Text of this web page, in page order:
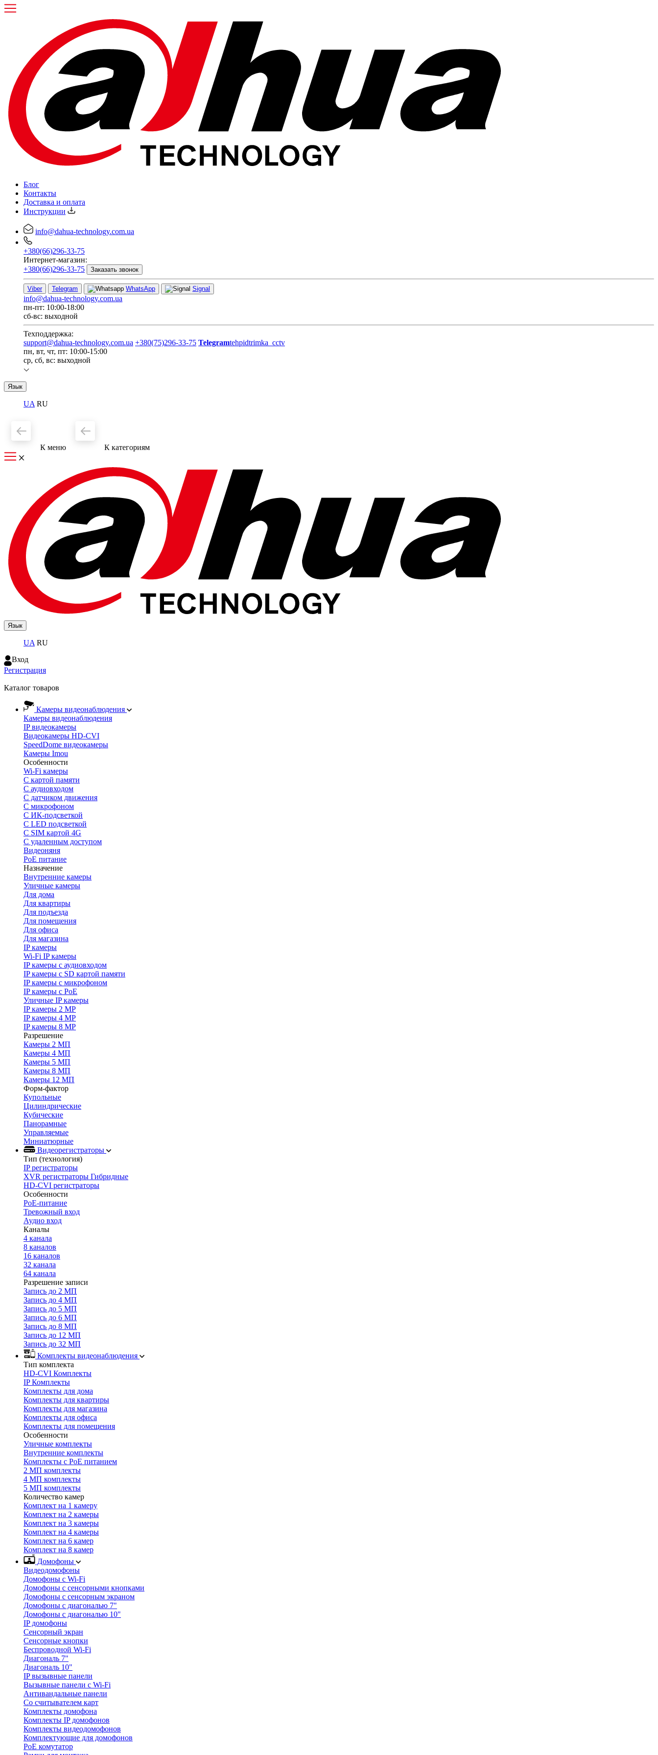
Блог
Контакты
Доставка и оплата
Инструкции
info@dahua-technology.com.ua
+380(66)296-33-75
Интернет-магазин:
+380(66)296-33-75
Заказать звонок
Viber Telegram WhatsApp Signal
info@dahua-technology.com.ua
пн-пт: 10:00-18:00
сб-вс: выходной
Техподдержка:
support@dahua-technology.com.ua +380(75)296-33-75 Telegramtehpidtrimka_cctv
пн, вт, чт, пт: 10:00-15:00
ср, сб, вс: выходной
Язык
UA RU
К меню К категориям
Язык
UA RU
Вход
Регистрация
Каталог товаров
Камеры видеонаблюдения
Камеры видеонаблюдения
IP видеокамеры
Видеокамеры HD-CVI
SpeedDome видеокамеры
Камеры Imou
Особенности
Wi-Fi камеры
С картой памяти
С аудиовходом
С датчиком движения
С микрофоном
С ИК-подсветкой
С LED подсветкой
C SIM картой 4G
C удаленным доступом
Видеоняня
PoE питание
Назначение
Внутренние камеры
Уличные камеры
Для дома
Для квартиры
Для подъезда
Для помещения
Для офиса
Для магазина
IP камеры
Wi-Fi IP камеры
IP камеры с аудиовходом
IP камеры с SD картой памяти
IP камеры с микрофоном
IP камеры с PoE
Уличные IP камеры
IP камеры 2 MP
IP камеры 4 MP
IP камеры 8 MP
Разрешение
Камеры 2 МП
Камеры 4 МП
Камеры 5 МП
Камеры 8 МП
Камеры 12 МП
Форм-фактор
Купольные
Цилиндрические
Кубические
Панорамные
Управляемые
Миниатюрные
Видеорегистраторы
Тип (технология)
IP регистраторы
XVR регистраторы Гибридные
HD-CVI регистраторы
Особенности
PoE-питание
Тревожный вход
Аудио вход
Каналы
4 канала
8 каналов
16 каналов
32 канала
64 канала
Разрешение записи
Запись до 2 МП
Запись до 4 МП
Запись до 5 МП
Запись до 6 МП
Запись до 8 МП
Запись до 12 МП
Запись до 32 МП
Комплекты видеонаблюдения
Тип комплекта
HD-CVI Комплекты
IP Комплекты
Комплекты для дома
Комплекты для квартиры
Комплекты для магазина
Комплекты для офиса
Комплекты для помещения
Особенности
Уличные комплекты
Внутренние комплекты
Комплекты с PoE питанием
2 МП комплекты
4 МП комплекты
5 МП комплекты
Количество камер
Комплект на 1 камеру
Комплект на 2 камеры
Комплект на 3 камеры
Комплект на 4 камеры
Комплект на 6 камер
Комплект на 8 камер
Домофоны
Видеодомофоны
Домофоны с Wi-Fi
Домофоны с сенсорными кнопками
Домофоны с сенсорным экраном
Домофоны с диагональю 7"
Домофоны с диагональю 10"
IP домофоны
Сенсорный экран
Сенсорные кнопки
Беспроводной Wi-Fi
Диагональ 7"
Диагональ 10"
IP вызывные панели
Вызывные панели с Wi-Fi
Антивандальные панели
Со считывателем карт
Комплекты домофона
Комплекты IP домофонов
Комплекты видеодомофонов
Комплектующие для домофонов
PoE комутатор